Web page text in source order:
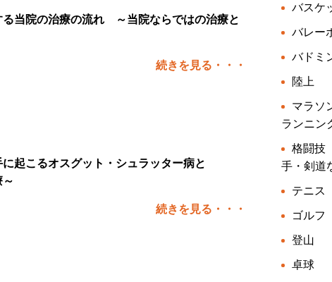
る当院の治療の流れ ～当院ならではの治療と
続きを見る・・・
起こるオスグット・シュラッター病と
続きを見る・・・
バスケ
バレー
バドミ
陸上
マラソ
ランニン
格闘技
手・剣道
テニス
ゴルフ
登山
卓球